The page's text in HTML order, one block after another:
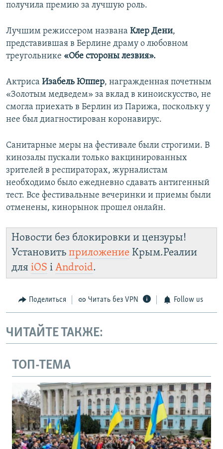
получила премию за лучшую роль.
Лучшим режиссером названа Клер Дени,
представившая в Берлине драму о любовном
треугольнике «Обе стороны лезвия».
Актриса Изабель Юппер, награжденная почетным
«Золотым медведем» за вклад в киноискусство, не
смогла приехать в Берлин из Парижа, поскольку у
нее был диагностирован коронавирус.
Санитарные меры на фестивале были строгими. В
кинозалы пускали только вакцинированных
зрителей в респираторах, журналистам
необходимо было ежедневно сдавать антигенный
тест. Все фестивальные вечеринки и приемы были
отменены, кинорынок прошел онлайн.
Новости без блокировки и цензуры!
Установить приложение Крым.Реалии
для iOS і Android.
Поделиться Читать без VPN Follow us
ЧИТАЙТЕ ТАКЖЕ:
ТОП-ТЕМА